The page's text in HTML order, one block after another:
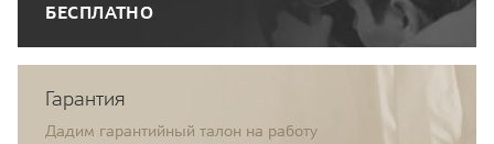
БЕСПЛАТНО
Гарантия
Дадим гарантийный талон на работу